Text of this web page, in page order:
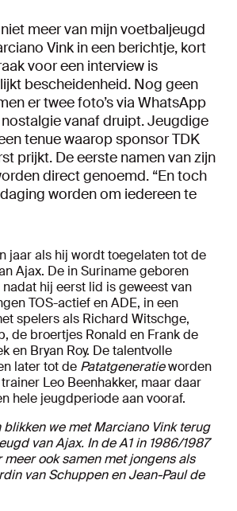
meer van mijn voetbaljeugd
Vink in een berichtje, kort
voor een interview is
bescheidenheid. Nog geen
er twee foto’s via WhatsApp
vanaf druipt. Jeugdige
tenue waarop sponsor TDK
prijkt. De eerste namen van zijn
direct genoemd. “En toch
worden om iedereen te
jaar als hij wordt toegelaten tot de
Ajax. De in Suriname geboren
hij eerst lid is geweest van
TOS-actief en ADE, in een
spelers als Richard Witschge,
de broertjes Ronald en Frank de
en Bryan Roy. De talentvolle
later tot de Patatgeneratieworden
Leo Beenhakker, maar daar
hele jeugdperiode aan vooraf.
blikken we met Marciano Vink terug
van Ajax. In de A1 in 1986/1987
ook samen met jongens als
van Schuppen en Jean-Paul de